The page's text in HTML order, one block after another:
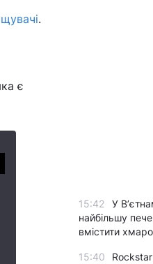
.
є
15:42
У
найбільшу
вмістити
15:40